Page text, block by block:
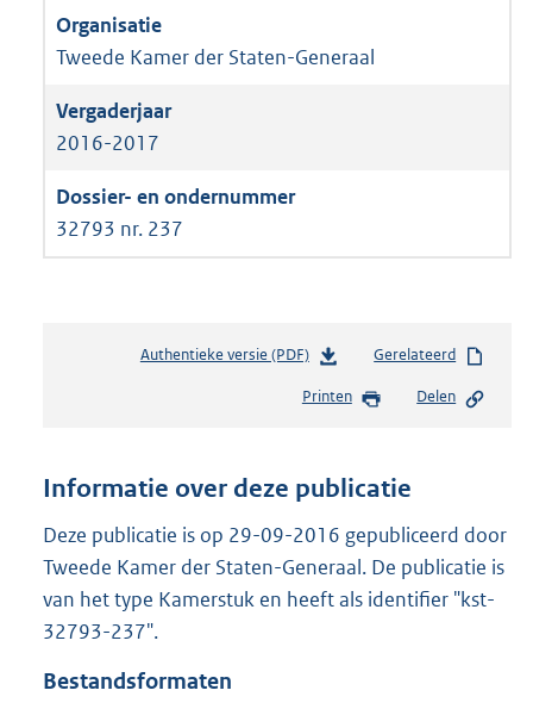
Tweede Kamer der Staten-Generaal
2016-2017
32793 nr. 237
Authentieke versie (PDF)b
s
n
s
r
o
Gerelateerd
Printen Delen
Informatie over deze publicatie
Deze publicatie is op 29-09-2016 gepubliceerd door
Tweede Kamer der Staten-Generaal. De publicatie is
van het type Kamerstuk en heeft als identifier "kst-
32793-237".
Bestandsformaten